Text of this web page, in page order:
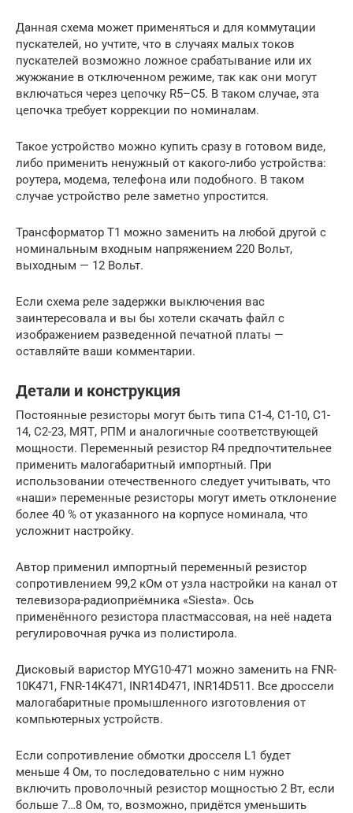
Данная схема может применяться и для коммутации
пускателей, но учтите, что в случаях малых токов
пускателей возможно ложное срабатывание или их
жужжание в отключенном режиме, так как они могут
включаться через цепочку R5–C5. В таком случае, эта
цепочка требует коррекции по номиналам.
Такое устройство можно купить сразу в готовом виде,
либо применить ненужный от какого-либо устройства:
роутера, модема, телефона или подобного. В таком
случае устройство реле заметно упростится.
Трансформатор T1 можно заменить на любой другой с
номинальным входным напряжением 220 Вольт,
выходным — 12 Вольт.
Если схема реле задержки выключения вас
заинтересовала и вы бы хотели скачать файл с
изображением разведенной печатной платы —
оставляйте ваши комментарии.
Детали и конструкция
Постоянные резисторы могут быть типа С1-4, С1-10, С1-
14, С2-23, МЯТ, РПМ и аналогичные соответствующей
мощности. Переменный резистор R4 предпочтительнее
применить малогабаритный импортный. При
использовании отечественного следует учитывать, что
«наши» переменные резисторы могут иметь отклонение
более 40 % от указанного на корпусе номинала, что
усложнит настройку.
Автор применил импортный переменный резистор
сопротивлением 99,2 кОм от узла настройки на канал от
телевизора-радиоприёмника «Siesta». Ось
применённого резистора пластмассовая, на неё надета
регулировочная ручка из полистирола.
Дисковый варистор MYG10-471 можно заменить на FNR-
10K471, FNR-14K471, INR14D471, INR14D511. Все дроссели
малогабаритные промышленного изготовления от
компьютерных устройств.
Если сопротивление обмотки дросселя L1 будет
меньше 4 Ом, то последовательно с ним нужно
включить проволочный резистор мощностью 2 Вт, если
больше 7…8 Ом, то, возможно, придётся уменьшить